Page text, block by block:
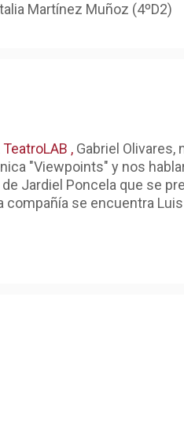
Martínez Muñoz (4ºD2)
TeatroLAB , Gabriel Olivares,
"Viewpoints" y nos
Jardiel Poncela que se
compañía se encuentra